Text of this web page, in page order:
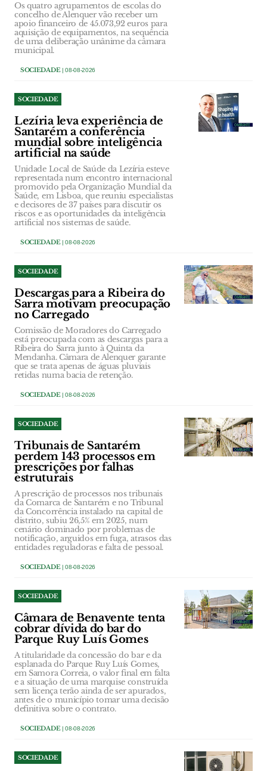
Os quatro agrupamentos de escolas do
concelho de Alenquer vão receber um
apoio financeiro de 45.073,92 euros para
aquisição de equipamentos, na sequência
de uma deliberação unânime da câmara
municipal.
SOCIEDADE| 08-08-2026
SOCIEDADE
Lezíria leva experiência de
Santarém a conferência
mundial sobre inteligência
artificial na saúde
Unidade Local de Saúde da Lezíria esteve
representada num encontro internacional
promovido pela Organização Mundial da
Saúde, em Lisboa, que reuniu especialistas
e decisores de 37 países para discutir os
riscos e as oportunidades da inteligência
artificial nos sistemas de saúde.
SOCIEDADE| 08-08-2026
SOCIEDADE
Descargas para a Ribeira do
Sarra motivam preocupação
no Carregado
Comissão de Moradores do Carregado
está preocupada com as descargas para a
Ribeira do Sarra junto à Quinta da
Mendanha. Câmara de Alenquer garante
que se trata apenas de águas pluviais
retidas numa bacia de retenção.
SOCIEDADE| 08-08-2026
SOCIEDADE
Tribunais de Santarém
perdem 143 processos em
prescrições por falhas
estruturais
A prescrição de processos nos tribunais
da Comarca de Santarém e no Tribunal
da Concorrência instalado na capital de
distrito, subiu 26,5% em 2025, num
cenário dominado por problemas de
notificação, arguidos em fuga, atrasos das
entidades reguladoras e falta de pessoal.
SOCIEDADE| 08-08-2026
SOCIEDADE
Câmara de Benavente tenta
cobrar dívida do bar do
Parque Ruy Luís Gomes
A titularidade da concessão do bar e da
esplanada do Parque Ruy Luís Gomes,
em Samora Correia, o valor final em falta
e a situação de uma marquise construída
sem licença terão ainda de ser apurados,
antes de o município tomar uma decisão
definitiva sobre o contrato.
SOCIEDADE| 08-08-2026
SOCIEDADE